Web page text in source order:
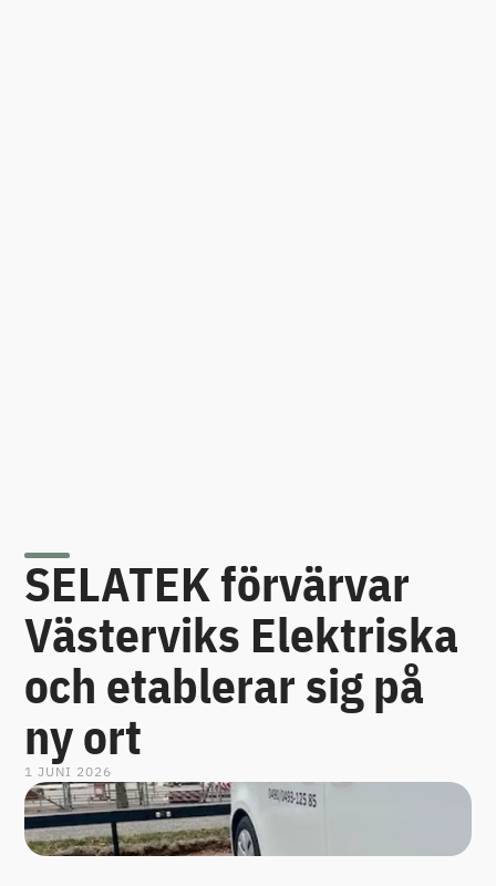
SELATEK förvärvar
Västerviks Elektriska
och etablerar sig på
ny ort
1 JUNI 2026